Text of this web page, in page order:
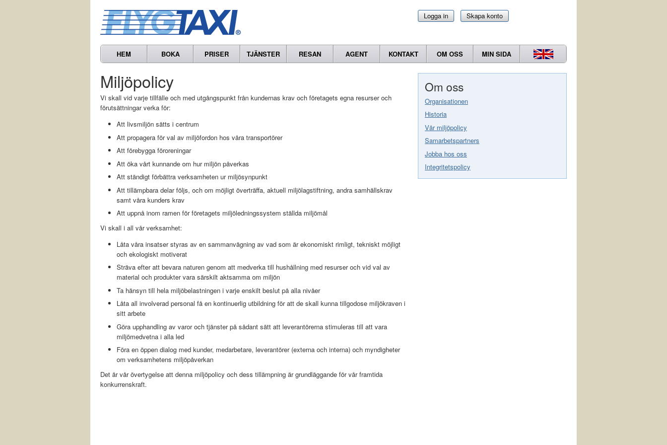
Logga in Skapa konto
HEM BOKA PRISER TJÄNSTER RESAN AGENT KONTAKT OM OSS MIN SIDA
Om oss
Organisationen
Historia
Vår miljöpolicy
Samarbetspartners
Jobba hos oss
Integritetspolicy
Miljöpolicy
Vi skall vid varje tillfälle och med utgångspunkt från kundernas krav och företagets egna resurser och
förutsättningar verka för:
Att livsmiljön sätts i centrum
Att propagera för val av miljöfordon hos våra transportörer
Att förebygga föroreningar
Att öka vårt kunnande om hur miljön påverkas
Att ständigt förbättra verksamheten ur miljösynpunkt
Att tillämpbara delar följs, och om möjligt överträffa, aktuell miljölagstiftning, andra samhällskrav
samt våra kunders krav
Att uppnå inom ramen för företagets miljöledningssystem ställda miljömål
Vi skall i all vår verksamhet:
Låta våra insatser styras av en sammanvägning av vad som är ekonomiskt rimligt, tekniskt möjligt
och ekologiskt motiverat
Sträva efter att bevara naturen genom att medverka till hushållning med resurser och vid val av
material och produkter vara särskilt aktsamma om miljön
Ta hänsyn till hela miljöbelastningen i varje enskilt beslut på alla nivåer
Låta all involverad personal få en kontinuerlig utbildning för att de skall kunna tillgodose miljökraven i
sitt arbete
Göra upphandling av varor och tjänster på sådant sätt att leverantörerna stimuleras till att vara
miljömedvetna i alla led
Föra en öppen dialog med kunder, medarbetare, leverantörer (externa och interna) och myndigheter
om verksamhetens miljöpåverkan
Det är vår övertygelse att denna miljöpolicy och dess tillämpning är grundläggande för vår framtida
konkurrenskraft.